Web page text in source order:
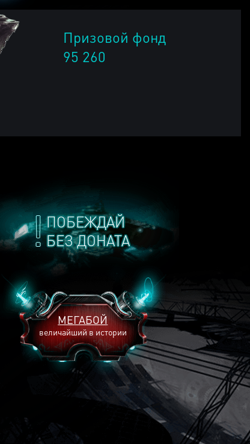
ПОБЕЖДАЙ
БЕЗ ДОНАТА
МЕГАБОЙ
величайший в истории
Призовой фонд
95 260